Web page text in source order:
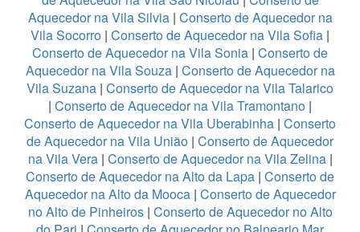
Aquecedor na Vila Silvia| Conserto de Aquecedor na
Vila Socorro | Conserto de Aquecedor na Vila Sofia |
Conserto de Aquecedor na Vila Sonia | Conserto de
Aquecedor na Vila Souza| Conserto de Aquecedor na
Vila Suzana | Conserto de Aquecedor na Vila Talarico
| Conserto de Aquecedor na Vila Tramontano |
Conserto de Aquecedor na Vila Uberabinha | Conserto
de Aquecedor na Vila União | Conserto de Aquecedor
na Vila Vera| Conserto de Aquecedor na Vila Zelina|
Conserto de Aquecedor na Alto da Lapa | Conserto de
Aquecedor na Alto da Mooca| Conserto de Aquecedor
no Alto de Pinheiros| Conserto de Aquecedor no Alto